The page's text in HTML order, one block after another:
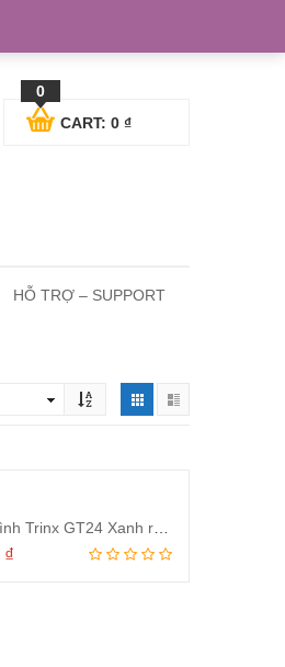
0
CART: 0 ₫
HỖ TRỢ – SUPPORT
Xe đạp địa hình Trinx GT24 Xanh rêu 2024
₫